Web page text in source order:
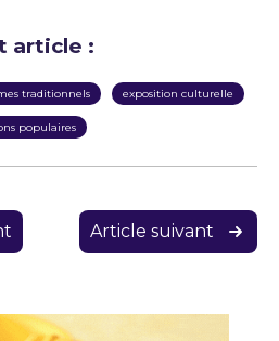
article :
traditionnels exposition culturelle
populaires
Article suivant